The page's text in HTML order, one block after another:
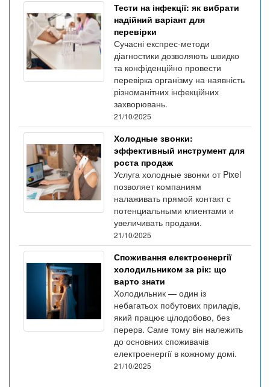
Тести на інфекції: як вибрати
надійний варіант для
перевірки
Сучасні експрес-методи
діагностики дозволяють швидко
та конфіденційно провести
перевірка організму на наявність
різноманітних інфекційних
захворювань.
21/10/2025
Холодные звонки:
эффективный инструмент для
роста продаж
Услуга холодные звонки от Pixel
позволяет компаниям
налаживать прямой контакт с
потенциальными клиентами и
увеличивать продажи.
21/10/2025
Споживання електроенергії
холодильником за рік: що
варто знати
Холодильник — один із
небагатьох побутових приладів,
який працює цілодобово, без
перерв. Саме тому він належить
до основних споживачів
електроенергії в кожному домі.
21/10/2025